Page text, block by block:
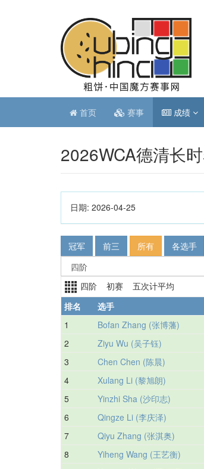
首页 赛事 成绩
2026WCA德清长
日期: 2026-04-25
冠军 前三 所有 各选手
四阶 初赛 五次计平均
排名
选手
1
Bofan Zhang (张博藩)
2 Ziyu Wu (吴子钰)
3 Chen Chen (陈晨)
4 Xulang Li (黎旭朗)
5 Yinzhi Sha (沙印志)
6 Qingze Li (李庆泽)
7 Qiyu Zhang (张淇奥)
8 Yiheng Wang (王艺衡)